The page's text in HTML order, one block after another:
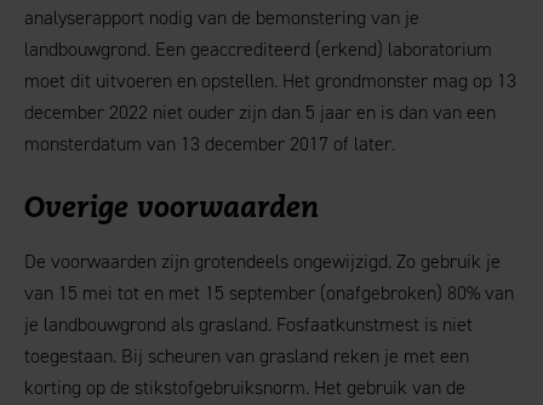
analyserapport nodig van de bemonstering van je
landbouwgrond. Een geaccrediteerd (erkend) laboratorium
moet dit uitvoeren en opstellen. Het grondmonster mag op 13
december 2022 niet ouder zijn dan 5 jaar en is dan van een
monsterdatum van 13 december 2017 of later.
Overige voorwaarden
De voorwaarden zijn grotendeels ongewijzigd. Zo gebruik je
van 15 mei tot en met 15 september (onafgebroken) 80% van
je landbouwgrond als grasland. Fosfaatkunstmest is niet
toegestaan. Bij scheuren van grasland reken je met een
korting op de stikstofgebruiksnorm. Het gebruik van de